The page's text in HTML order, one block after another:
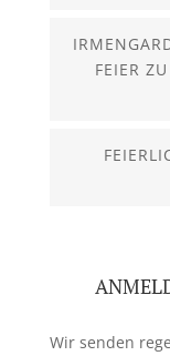
FEIER
Wir senden